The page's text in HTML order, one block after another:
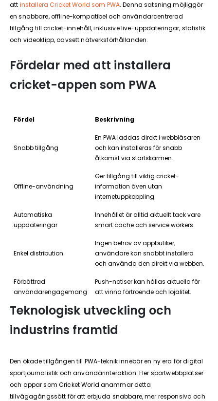
att installera Cricket World som PWA. Denna satsning möjliggör
en snabbare, offline-kompatibel och användarcentrerad
tillgång till cricket-innehåll, inklusive live-uppdateringar, statistik
och videoklipp, oavsett nätverksförhållanden.
Fördelar med att installera
cricket-appen som PWA
Fördel Beskrivning
Snabb tillgång
En PWA laddas direkt i webbläsaren
och kan installeras för snabb
åtkomst via startskärmen.
Offline-användning
Ger tillgång till viktig cricket-
information även utan
internetuppkoppling.
Automatiska
uppdateringar
Innehållet är alltid aktuellt tack vare
smart cache och service workers.
Enkel distribution
Ingen behov av appbutiker;
användare kan snabbt installera
och använda den direkt via webben.
Förbättrad
användarengagemang
Push-notiser kan hållas aktuella för
att vinna förtroende och lojalitet.
Teknologisk utveckling och
industrins framtid
Den ökade tillgången till PWA-teknik innebär en ny era för digital
sportjournalistik och användarinteraktion. Fler sportwebbplatser
och appar som Cricket World anammar detta
tillvägagångssätt för att erbjuda snabbare, mer responsiva och